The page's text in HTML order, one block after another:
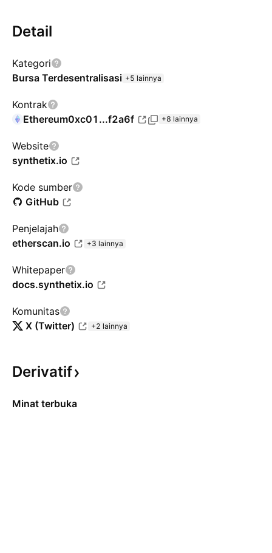
Detail
Kategori
Bursa Terdesentralisasi +5 lainnya
Kontrak
Ethereum0xc01...f2a6f +8 lainnya
Website
synthetix.io
Kode sumber
GitHub
Penjelajah
etherscan.io
+3 lainnya
Whitepaper
docs.synthetix.io
Komunitas
X (Twitter)
+2 lainnya
Derivatif
Minat terbuka